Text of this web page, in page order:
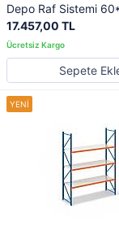
Depo Raf Sistemi
17.457,00 TL
Sepete